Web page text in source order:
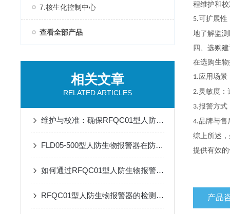
7.核生化控制中心
查看全部产品
相关文章
RELATED ARTICLES
维护与校准：确保RFQC01型人防生物报警器长期有效
FLD05-500型人防生物报警器在防护中的关键作用
如何通过RFQC01型人防生物报警器提高应急防护能力？
RFQC01型人防生物报警器的检测精度与环境适应性分析
程维护和
5.可扩展性
地了解监
四、选购
在选购生
1.应用场景
2. 灵敏度
3.报警方式
4.品牌与售
综上所述
提供有效
产品